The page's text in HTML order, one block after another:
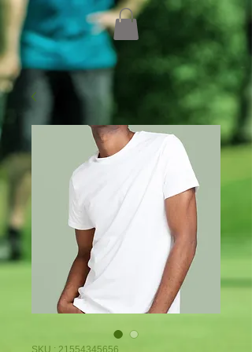
SKU : 21554345656